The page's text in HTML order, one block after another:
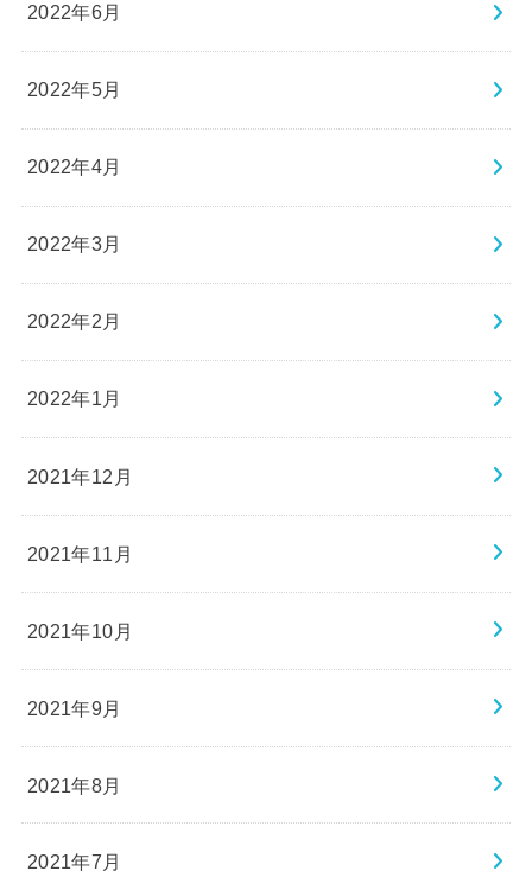
2022年6月
2022年5月
2022年4月
2022年3月
2022年2月
2022年1月
2021年12月
2021年11月
2021年10月
2021年9月
2021年8月
2021年7月